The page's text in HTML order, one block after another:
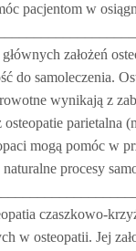
pacjentom w
założeń
do samoleczenia.
wynikają z
parietalna
mogą pomóc w
procesy
czaszkowo-
w osteopatii. Jej